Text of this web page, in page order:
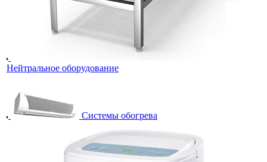
Нейтральное оборудование
Системы обогрева